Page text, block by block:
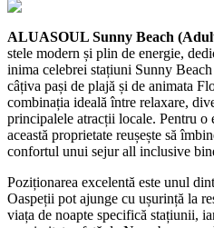
ALUASOUL Sunny Beach
stele modern și plin de energie,
inima celebrei stațiuni Sunny
câțiva pași de plajă și de animata
combinația ideală între relaxare,
principalele atracții locale. Pentru o
această proprietate reușește să
confortul unui sejur all inclusive
Poziționarea excelentă este unul
Oaspeții pot ajunge cu ușurință la
viața de noapte specifică stațiunii,